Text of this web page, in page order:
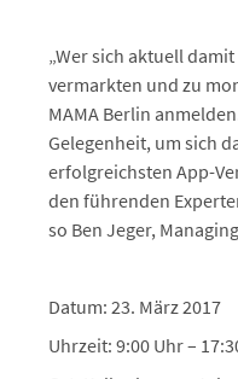
„Wer sich aktuell
vermarkten und zu
MAMA Berlin
Gelegenheit, um sich
erfolgreichsten App-
den führenden
so Ben Jeger,
Datum: 23. März 2017
Uhrzeit: 9:00 Uhr –